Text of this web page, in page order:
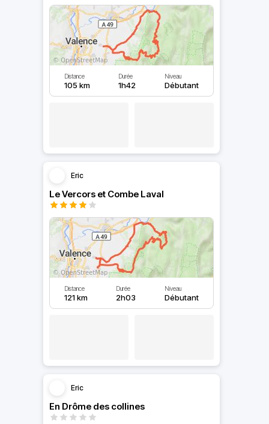
Distance
105 km
Durée
1h42
Niveau
Débutant
Eric
Le Vercors et Combe Laval
Distance
121 km
Durée
2h03
Niveau
Débutant
Eric
En Drôme des collines